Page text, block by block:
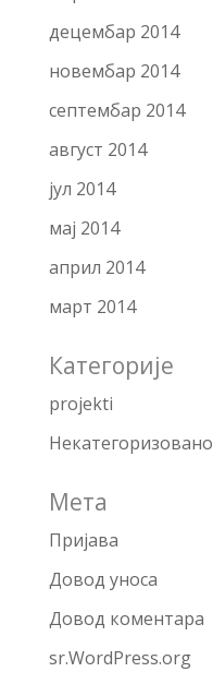
децембар 2014
новембар 2014
септембар 2014
август 2014
јул 2014
мај 2014
април 2014
март 2014
Категорије
projekti
Некатегоризовано
Мета
Пријава
Довод уноса
Довод коментара
sr.WordPress.org